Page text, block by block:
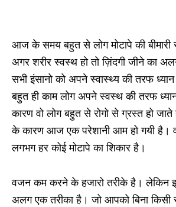
आज के समय बहुत से लोग मोटापे की बीमारी
अगर शरीर स्वस्थ हो तो ज़िंदगी जीने का
सभी इंसानो को अपने स्वास्थ्य की तरफ
बहुत ही काम लोग अपने स्वस्थ की तरफ
कारण वो लोग बहुत से रोगो से ग्रस्त हो जाते
के कारण आज एक परेशानी आम हो गयी है।
लगभग हर कोई मोटापे का शिकार है।
वजन कम करने के हजारो तरीके है। लेकिन
अलग एक तरीका है। जो आपको बिना